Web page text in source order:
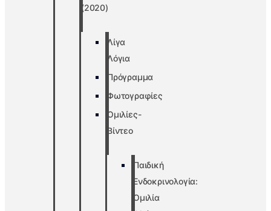
(2020)
Λίγα
Λόγια
Πρόγραμμα
Φωτογραφίες
Ομιλίες-
Βίντεο
Παιδική
Ενδοκρινολογία:
Ομιλία